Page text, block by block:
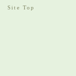
Site Top